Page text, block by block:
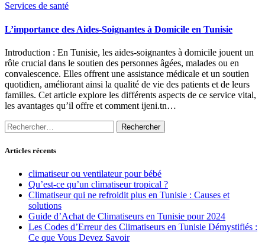
Services de santé
L’importance des Aides-Soignantes à Domicile en Tunisie
Introduction : En Tunisie, les aides-soignantes à domicile jouent un
rôle crucial dans le soutien des personnes âgées, malades ou en
convalescence. Elles offrent une assistance médicale et un soutien
quotidien, améliorant ainsi la qualité de vie des patients et de leurs
familles. Cet article explore les différents aspects de ce service vital,
les avantages qu’il offre et comment ijeni.tn…
Rechercher :
Articles récents
climatiseur ou ventilateur pour bébé
Qu’est-ce qu’un climatiseur tropical ?
Climatiseur qui ne refroidit plus en Tunisie : Causes et
solutions
Guide d’Achat de Climatiseurs en Tunisie pour 2024
Les Codes d’Erreur des Climatiseurs en Tunisie Démystifiés :
Ce que Vous Devez Savoir